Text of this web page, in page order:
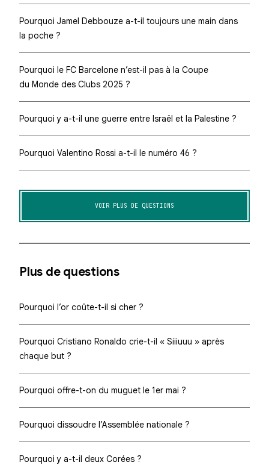
Pourquoi Jamel Debbouze a-t-il toujours une main dans
la poche ?
Pourquoi le FC Barcelone n’est-il pas à la Coupe
du Monde des Clubs 2025 ?
Pourquoi y a-t-il une guerre entre Israël et la Palestine ?
Pourquoi Valentino Rossi a-t-il le numéro 46 ?
VOIR PLUS DE QUESTIONS
Plus de questions
Pourquoi l’or coûte-t-il si cher ?
Pourquoi Cristiano Ronaldo crie-t-il « Siiiuuu » après
chaque but ?
Pourquoi offre-t-on du muguet le 1er mai ?
Pourquoi dissoudre l’Assemblée nationale ?
Pourquoi y a-t-il deux Corées ?